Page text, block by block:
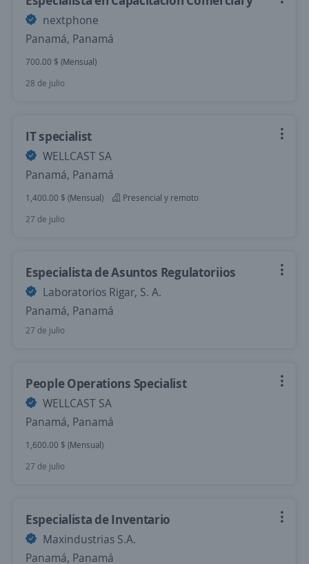
nextphone
Panamá, Panamá
700.00 $ (Mensual)
28 de julio
IT specialist
WELLCAST SA
Panamá, Panamá
1,400.00 $ (Mensual)
Presencial y remoto
27 de julio
Especialista de Asuntos Regulatoriios
Laboratorios Rigar, S. A.
Panamá, Panamá
27 de julio
People Operations Specialist
WELLCAST SA
Panamá, Panamá
1,600.00 $ (Mensual)
27 de julio
Especialista de Inventario
Maxindustrias S.A.
Panamá, Panamá